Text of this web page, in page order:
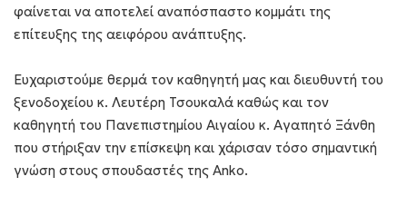
φαίνεται να αποτελεί αναπόσπαστο κομμάτι της
επίτευξης της αειφόρου ανάπτυξης.
Ευχαριστούμε θερμά τον καθηγητή μας και διευθυντή του
ξενοδοχείου κ. Λευτέρη Τσουκαλά καθώς και τον
καθηγητή του Πανεπιστημίου Αιγαίου κ. Αγαπητό Ξάνθη
που στήριξαν την επίσκεψη και χάρισαν τόσο σημαντική
γνώση στους σπουδαστές της Anko.